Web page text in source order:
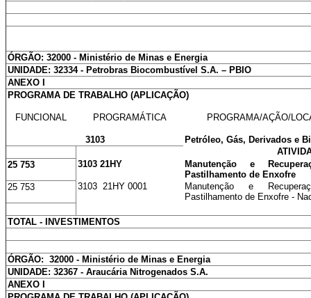
ÓRGÃO: 32000 - Ministério de Minas e Energia
UNIDADE: 32334 - Petrobras Biocombustível S.A. – PBIO
ANEXO I
PROGRAMA DE TRABALHO (APLICAÇÃO)
FUNCIONAL PROGRAMÁTICA PROGRAMA/AÇÃO/
3103
Petróleo, Gás, Derivados e
25 753
3103 21HY
Manutenção e
Pastilhamento de Enxofre
25 753
3103 21HY 0001
Manutenção e
Pastilhamento de Enxofre -
TOTAL - INVESTIMENTOS
ÓRGÃO: 32000 - Ministério de Minas e Energia
UNIDADE: 32367 - Araucária Nitrogenados S.A.
ANEXO I